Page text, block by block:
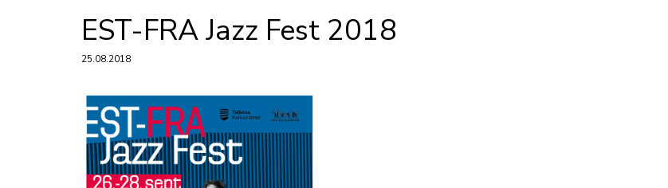
EST-FRA Jazz Fest 2018
25.08.2018